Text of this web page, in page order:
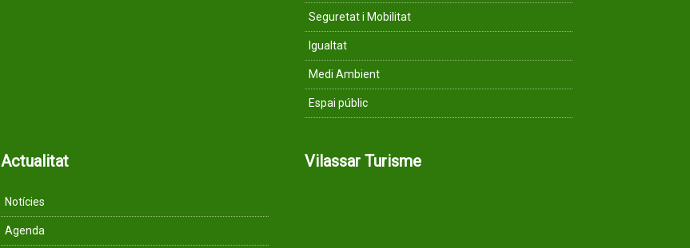
Seguretat i Mobilitat
Igualtat
Medi Ambient
Espai públic
Actualitat
Notícies
Agenda
Vilassar Turisme